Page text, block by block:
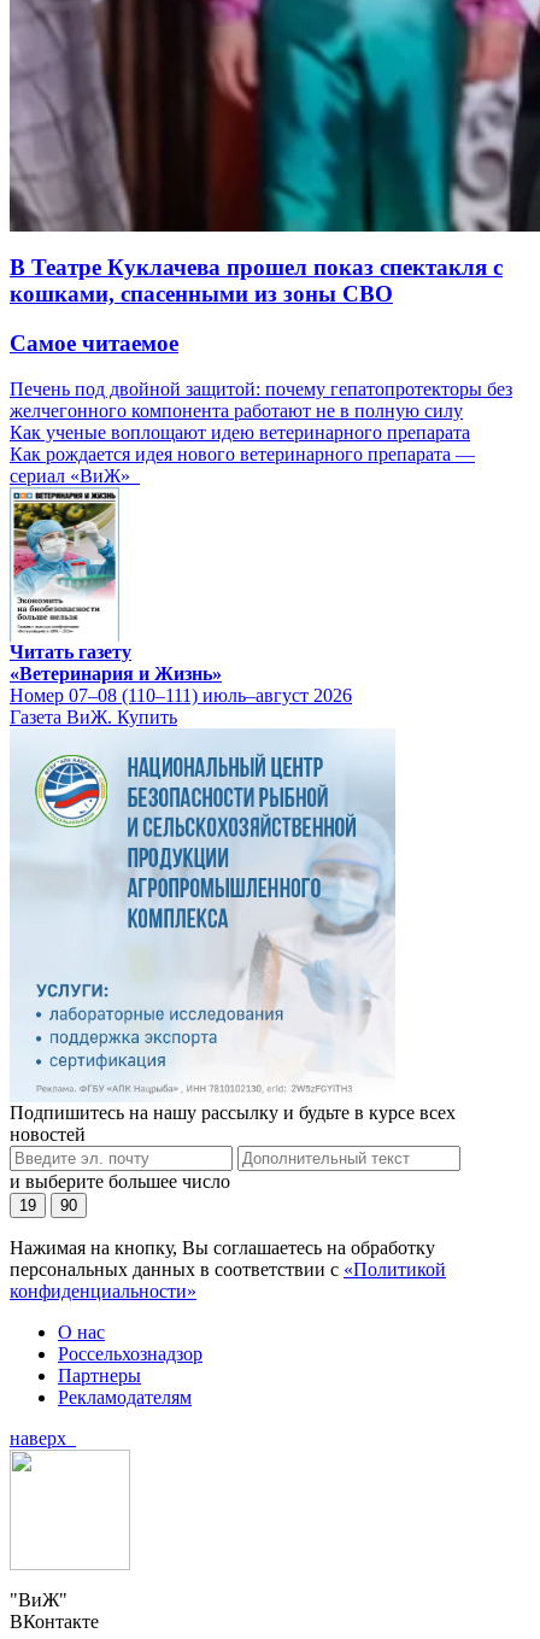
В Театре Куклачева прошел показ спектакля с
кошками, спасенными из зоны СВО
Самое читаемое
Печень под двойной защитой: почему гепатопротекторы без
желчегонного компонента работают не в полную силу
Как ученые воплощают идею ветеринарного препарата
Как рождается идея нового ветеринарного препарата —
сериал «ВиЖ»
Читать газету
«Ветеринария и Жизнь»
Номер 07–08 (110–111) июль–август 2026
Газета ВиЖ. Купить
Подпишитесь на нашу рассылку и будьте в курсе всех
новостей
и выберите большее число
19 90
Нажимая на кнопку, Вы соглашаетесь на обработку
персональных данных в соответствии с «Политикой
конфиденциальности»
О нас
Россельхознадзор
Партнеры
Рекламодателям
наверх
"ВиЖ"
ВКонтакте